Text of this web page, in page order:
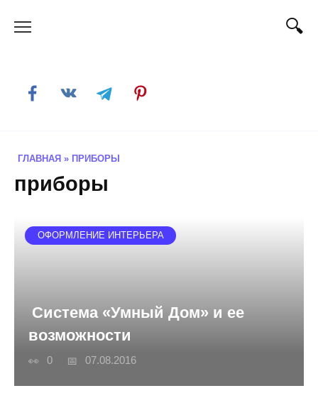
ГЛАВНАЯ » ПРИБОРЫ
приборы
ОФОРМЛЕНИЕ ИНТЕРЬЕРА
Система «Умный Дом» и ее
возможности
0 07.08.2016